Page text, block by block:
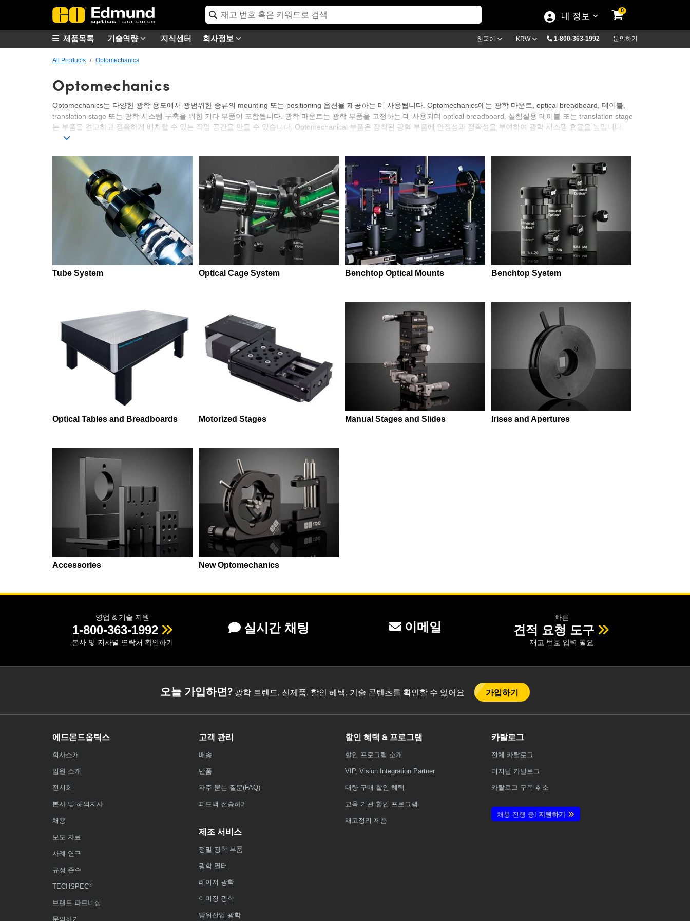
내 정보
0
기술역량 지식센터 회사정보 한국어 KRW 1-800-363-1992 문의하기
제품목록
All Products Optomechanics
Optomechanics
Optomechanics는 다양한 광학 용도에서 광범위한 종류의 mounting 또는 positioning 옵션을 제공하는 데 사용됩니다. Optomechanics에는 광학 마운트, optical breadboard, 테이블,
translation stage 또는 광학 시스템 구축을 위한 기타 부품이 포함됩니다. 광학 마운트는 광학 부품을 고정하는 데 사용되며 optical breadboard, 실험실용 테이블 또는 translation stage
는 부품을 견고하고 정확하게 배치할 수 있는 작업 공간을 만들 수 있습니다. Optomechanical 부품은 장착된 광학 부품에 안정성과 정확성을 부여하여 광학 시스템 효율을 높입니다.
해 광범위한 종류의 Optomechanical 액세서리 또는 어댑터도 이용할 수 있습니다.
Tube System Optical Cage System Benchtop Optical Mounts Benchtop System
Optical Tables and Breadboards Motorized Stages Manual Stages and Slides Irises and Apertures
Accessories New Optomechanics
영업 & 기술 지원
1-800-363-1992
본사 및 지사별 연락처 확인하기
실시간 채팅 이메일
빠른
견적 요청 도구
재고 번호 입력 필요
오늘 가입하면?광학 트렌드, 신제품, 할인 혜택, 기술 콘텐츠를 확인할 수 있어요 가입하기
에드몬드옵틱스
회사소개
임원 소개
전시회
본사 및 해외지사
채용
보도 자료
사례 연구
규정 준수
TECHSPEC®
브랜드 파트너십
문의하기
고객 관리
배송
반품
자주 묻는 질문(FAQ)
피드백 전송하기
제조 서비스
정밀 광학 부품
광학 필터
레이저 광학
이미징 광학
방위산업 광학
할인 혜택 & 프로그램
할인 프로그램 소개
VIP, Vision Integration Partner
대량 구매 할인 혜택
교육 기관 할인 프로그램
재고정리 제품
카탈로그
전체 카탈로그
디지털 카탈로그
카탈로그 구독 취소
채용 진행 중! 지원하기